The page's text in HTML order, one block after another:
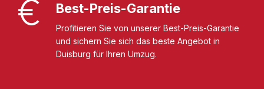
Best-Preis-Garantie
Profitieren Sie von unserer Best-Preis-Garantie
und sichern Sie sich das beste Angebot in
Duisburg für Ihren Umzug.